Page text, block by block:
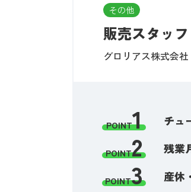
その他
販売スタッ
グロリアス株式会社
POINT1 チュ
POINT2 残業
POINT3 産休